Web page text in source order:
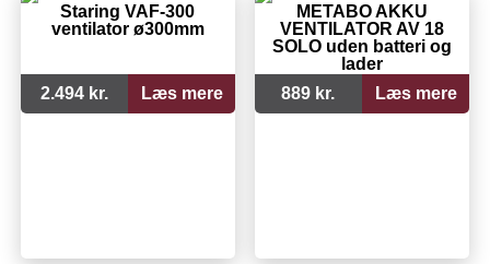
Staring VAF-300
ventilator ø300mm
2.494 kr. Læs mere
METABO AKKU
VENTILATOR AV 18
SOLO uden batteri og
lader
889 kr.
Læs mere